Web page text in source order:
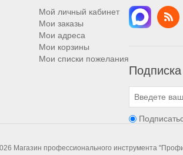
Мой личный кабинет
Мои заказы
Мои адреса
Мои корзины
Мои списки пожелания
Магазин профессионального инструмента